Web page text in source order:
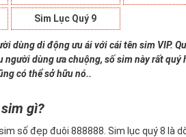
Sim Lục Quý 9
dùng di động ưu ái với cái tên sim VIP.
người dùng ưa chuộng, số sim này rất
có thể sở hữu nó..
gì?
số đẹp đuôi 888888. Sim lục quý 8 là